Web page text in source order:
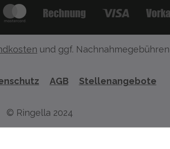
und ggf.
AGB Stellenangebote
© Ringella 2024